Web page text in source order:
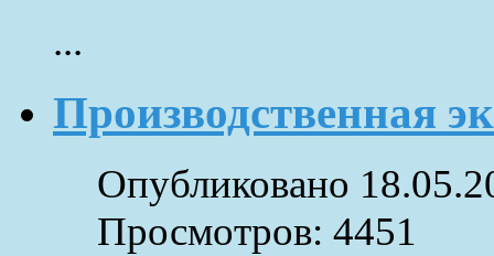
...
Производственная
Опубликовано
Просмотров: 4451